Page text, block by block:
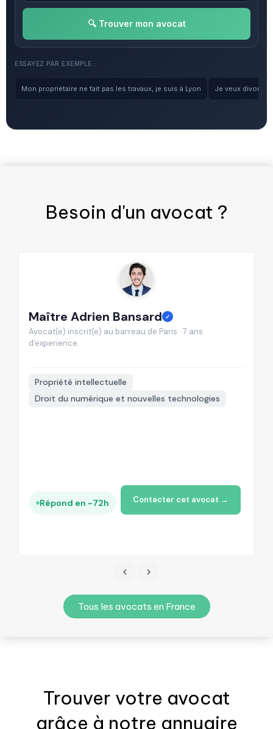
🔍 Trouver mon avocat
ESSAYEZ PAR EXEMPLE :
Mon propriétaire ne fait pas les travaux, je suis à Lyon Je veux
Besoin d'un avocat ?
Maître Adrien Bansard ✓
Avocat(e) inscrit(e) au barreau de Paris · 7 ans
d'experience.
Propriété intellectuelle
Droit du numérique et nouvelles technologies
Répond en ~72h Contacter cet avocat →
Tous les avocats en France
Trouver votre avocat
grâce à notre annuaire